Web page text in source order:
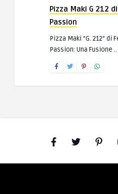
Pizza Maki G 212
Passion
Pizza Maki “G. 212” di
Passion: Una Fusione ..